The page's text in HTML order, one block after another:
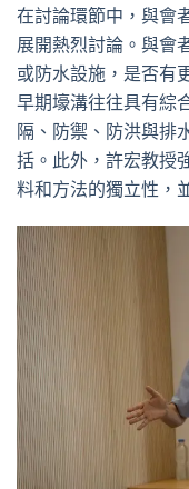
在討論環節中，與會
展開熱烈討論。與會
或防水設施，是否有
早期壕溝往往具有綜
隔、防禦、防洪與排
括。此外，許宏教授
料和方法的獨立性，